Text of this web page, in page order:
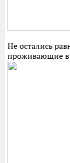
Не остались
проживающие в